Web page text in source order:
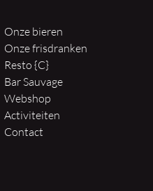
Onze bieren
Onze frisdranken
Resto {C}
Bar Sauvage
Webshop
Activiteiten
Contact